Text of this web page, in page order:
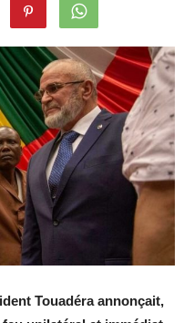
Touadéra annonçait,